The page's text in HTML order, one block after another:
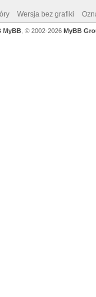
Wersja bez grafiki
MyBB , © 2002-2026 MyBB